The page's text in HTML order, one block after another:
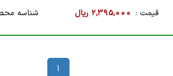
قیمت : 2,395,000 ریال شناسه
1